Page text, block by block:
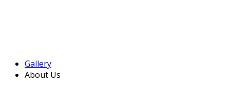
Gallery
About Us